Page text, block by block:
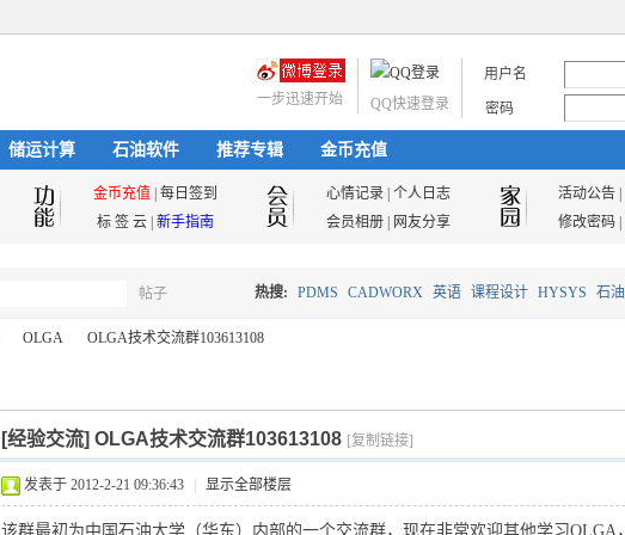
用户名
密码
QQ快速登录
一步迅速开始
储运计算 石油软件 推荐专辑 金币充值
金币充值 每日签到 心情记录 个人日志 活动公告|
标 签 云 新手指南 会员相册 网友分享 修改密码|
帖子
搜
索
热搜: PDMS CADWORX 英语 课程设计 HYSYS 石
油气储运
OLGA
›
OLGA技术交流群103613108
[经验交流] OLGA技术交流群103613108 [复制链接]
发表于 2012-2-21 09:36:43 显示全部楼层
该群最初为中国 石油大学 （华东）内部的一个交流群，现在非常欢迎其他学习OLGA